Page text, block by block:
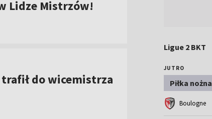
Lidze Mistrzów!
do wicemistrza
Ligue 2 BKT
JUTRO
Piłka nożna
Boulogne